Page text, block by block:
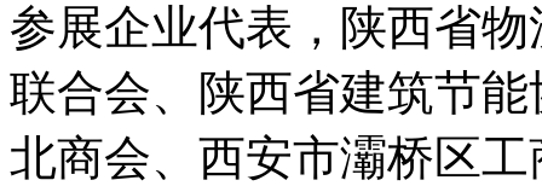
参展企业代表，陕西省
联合会、陕西省建筑节
北商会、西安市灞桥区